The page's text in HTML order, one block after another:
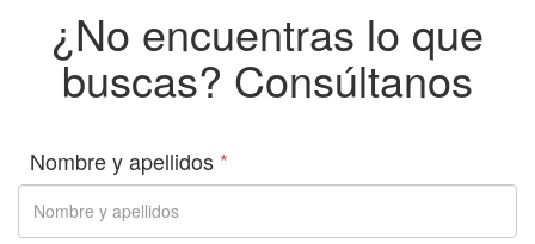
¿No encuentras lo que
buscas? Consúltanos
Nombre y apellidos *